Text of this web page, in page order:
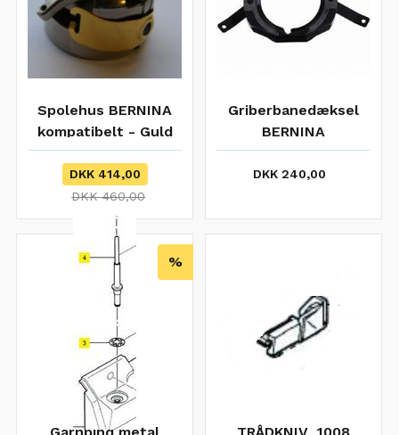
Spolehus BERNINA
kompatibelt - Guld
fjeder
DKK 414,00
DKK 460,00
Griberbanedæksel
BERNINA
DKK 240,00
%